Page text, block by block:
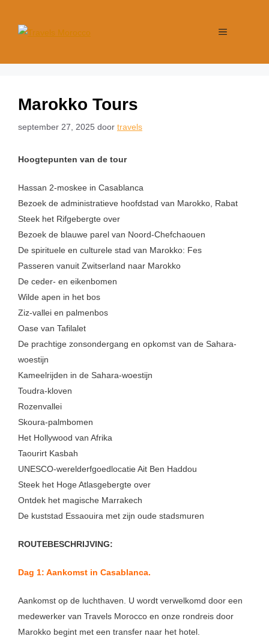
Marokko Tours
september 27, 2025 door travels
Hoogtepunten van de tour
Hassan 2-moskee in Casablanca
Bezoek de administratieve hoofdstad van Marokko, Rabat
Steek het Rifgebergte over
Bezoek de blauwe parel van Noord-Chefchaouen
De spirituele en culturele stad van Marokko: Fes
Passeren vanuit Zwitserland naar Marokko
De ceder- en eikenbomen
Wilde apen in het bos
Ziz-vallei en palmenbos
Oase van Tafilalet
De prachtige zonsondergang en opkomst van de Sahara-
woestijn
Kameelrijden in de Sahara-woestijn
Toudra-kloven
Rozenvallei
Skoura-palmbomen
Het Hollywood van Afrika
Taourirt Kasbah
UNESCO-werelderfgoedlocatie Ait Ben Haddou
Steek het Hoge Atlasgebergte over
Ontdek het magische Marrakech
De kuststad Essaouira met zijn oude stadsmuren
ROUTEBESCHRIJVING:
Dag 1: Aankomst in Casablanca.
Aankomst op de luchthaven. U wordt verwelkomd door een
medewerker van Travels Morocco en onze rondreis door
Marokko begint met een transfer naar het hotel.